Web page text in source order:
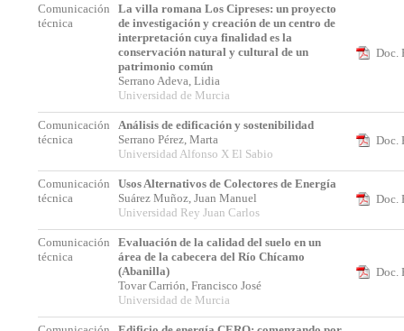
Comunicación
técnica
La villa romana Los Cipreses: un proyecto
de investigación y creación de un centro de
interpretación cuya finalidad es la
conservación natural y cultural de un
patrimonio común
Serrano Adeva, Lidia
Universidad de Murcia
Doc.
Comunicación
técnica
Análisis de edificación y sostenibilidad
Serrano Pérez, Marta
Universidad Alfonso X El Sabio
Doc.
Comunicación
técnica
Usos Alternativos de Colectores de Energía
Suárez Muñoz, Juan Manuel
Universidad Rey Juan Carlos
Doc.
Comunicación
técnica
Evaluación de la calidad del suelo en un
área de la cabecera del Río Chícamo
(Abanilla)
Tovar Carrión, Francisco José
Universidad de Murcia
Doc.